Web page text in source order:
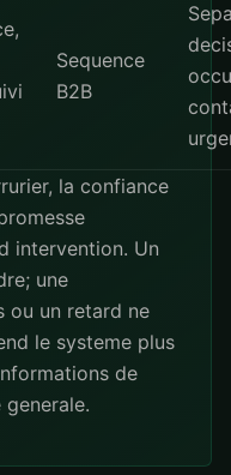
Sequence
B2B
la confiance
intervention. Un
une
ou un retard ne
le systeme plus
de